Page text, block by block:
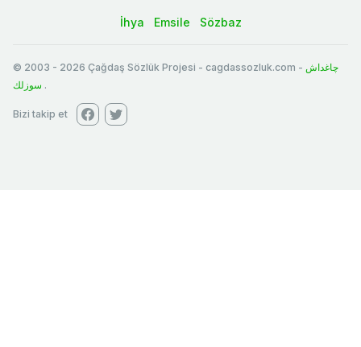
İhya Emsile Sözbaz
© 2003 - 2026 Çağdaş Sözlük Projesi - cagdassozluk.com - چاغداش
سوزلك .
Bizi takip et